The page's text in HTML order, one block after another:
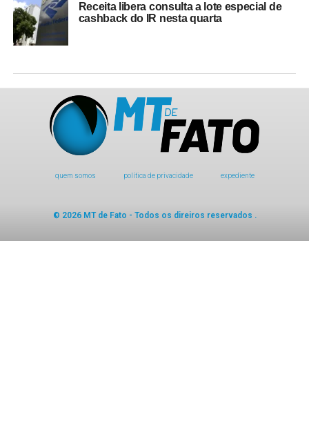
Receita libera consulta a lote especial de
cashback do IR nesta quarta
quem somos política de privacidade expediente
© 2026 MT de Fato - Todos os direiros reservados .